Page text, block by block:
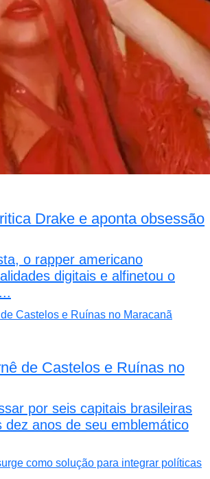
Drake e aponta obsessão
o rapper americano
digitais e alfinetou o
de Castelos e Ruínas no
por seis capitais brasileiras
dez anos de seu emblemático